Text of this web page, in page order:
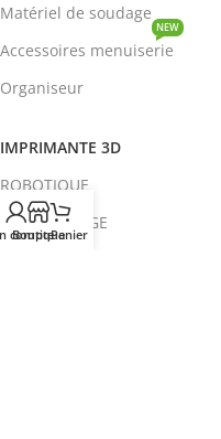
Matériel de soudage
Accessoires menuiserie
NEW
Organiseur
IMPRIMANTE 3D
ROBOTIQUE
PROTOTYPAGE
compte
BoutiquePanier